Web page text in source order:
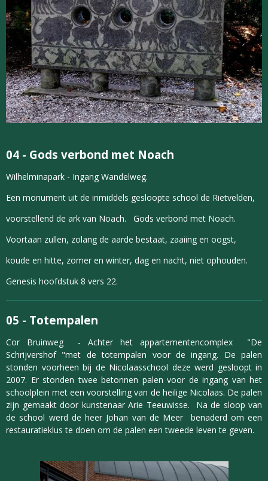
04 - Gods verbond met Noach
Wilhelminapark - Ingang Wandelweg.
Een monument uit de inmiddels gesloopte school de Rietvelden,
voorstellend de ark van Noach. Gods verbond met Noach.
Voortaan zullen, zolang de aarde bestaat, zaaiing en oogst,
koude en hitte, zomer en winter, dag en nacht, niet ophouden.
Genesis hoofdstuk 8 vers 22.
05 - Totempalen
Cor Bruinweg - Achter het appartementencomplex "De
Schrijvershof "met de totempalen voor de ingang. De palen
stonden voorheen bij de Nicolaasschool deze werd gesloopt in
2007. Er stonden twee betonnen palen voor de ingang van het
schoolplein met een voorstelling van de heilige Nicolaas. De palen
zijn gemaakt door kunstenaar Arie Teeuwisse. Na de sloop van
de school werd de heer Johan van de Meer benaderd om een
restauratieklus te doen om de palen een tweede leven te geven.